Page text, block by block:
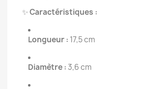
✨Caractéristiques :
Longueur : 17,5 cm
Diamètre :3,6 cm